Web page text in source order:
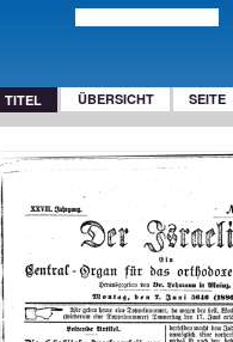
TITEL ÜBERSICHT SEITE